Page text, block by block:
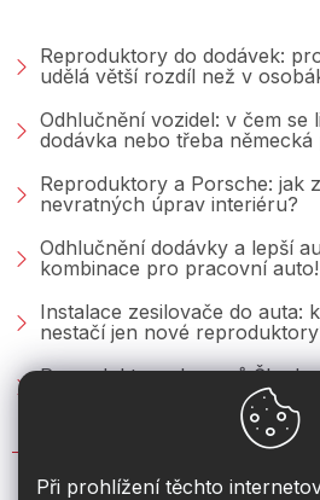
Při prohlížení těchto
Reproduktory do dodávek:
udělá větší rozdíl než v
Odhlučnění vozidel: v čem se
dodávka nebo třeba německá
Reproduktory a Porsche: jak
nevratných úprav interiéru?
Odhlučnění dodávky a lepší
kombinace pro pracovní auto!
Instalace zesilovače do auta:
nestačí jen nové
Reproduktory do vozů
Fabie, Octavie a Superbu?
KONTAKT